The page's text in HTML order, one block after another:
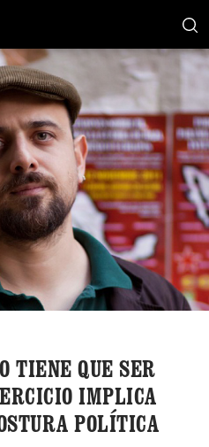
TIENE QUE SER
IMPLICA
POLÍTICA